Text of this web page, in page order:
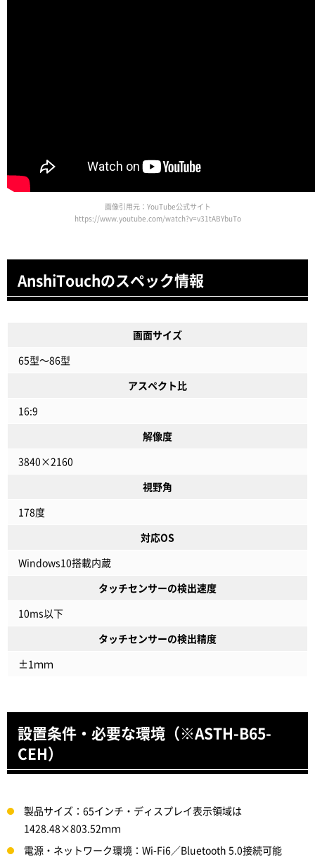
画像引用元：YouTube公式サイト
https://www.youtube.com/watch?v=v31tABYbuTo
AnshiTouchのスペック情報
画面サイズ
65型～86型
アスペクト比
16:9
解像度
3840×2160
視野角
178度
対応OS
Windows10搭載内蔵
タッチセンサーの検出速度
10ms以下
タッチセンサーの検出精度
±1ｍｍ
設置条件・必要な環境（※ASTH-B65-
CEH）
製品サイズ：65インチ・ディスプレイ表示領域は
1428.48×803.52ｍｍ
電源・ネットワーク環境：Wi-Fi6／Bluetooth 5.0接続可能